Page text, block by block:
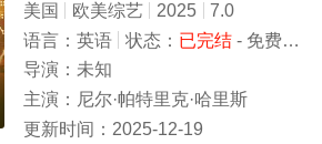
美国 欧美综艺 2025
7.0
语言： 英语 状态： 已完结- 免费在线观看
导演： 未知
主演： 尼尔·帕特里克·哈里斯
更新时间： 2025-12-19